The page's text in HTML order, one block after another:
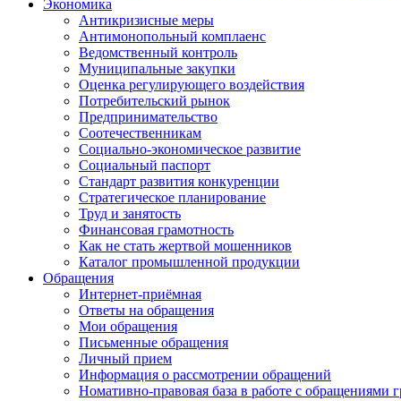
Экономика
Антикризисные меры
Антимонопольный комплаенс
Ведомственный контроль
Муниципальные закупки
Оценка регулирующего воздействия
Потребительский рынок
Предпринимательство
Соотечественникам
Социально-экономическое развитие
Социальный паспорт
Стандарт развития конкуренции
Стратегическое планирование
Труд и занятость
Финансовая грамотность
Как не стать жертвой мошенников
Каталог промышленной продукции
Обращения
Интернет-приёмная
Ответы на обращения
Мои обращения
Письменные обращения
Личный прием
Информация о рассмотрении обращений
Номативно-правовая база в работе с обращениями